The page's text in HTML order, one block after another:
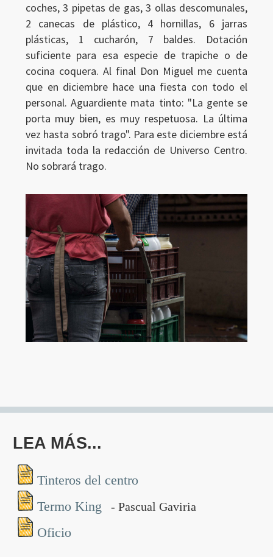
coches, 3 pipetas de gas, 3 ollas descomunales,
2 canecas de plástico, 4 hornillas, 6 jarras
plásticas, 1 cucharón, 7 baldes. Dotación
suficiente para esa especie de trapiche o de
cocina coquera. Al final Don Miguel me cuenta
que en diciembre hace una fiesta con todo el
personal. Aguardiente mata tinto: "La gente se
porta muy bien, es muy respetuosa. La última
vez hasta sobró trago". Para este diciembre está
invitada toda la redacción de Universo Centro.
No sobrará trago.
LEA MÁS...
Tinteros del centro
Termo King
- Pascual Gaviria
Oficio